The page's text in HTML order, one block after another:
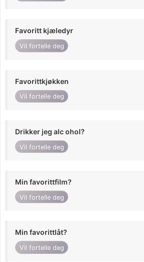
Favoritt kjæledyr
Vil fortelle deg
Favorittkjøkken
Vil fortelle deg
Drikker jeg alc ohol?
Vil fortelle deg
Min favorittfilm?
Vil fortelle deg
Min favorittlåt?
Vil fortelle deg